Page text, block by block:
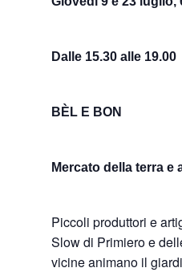
Dalle 15.30 alle 19.00
BÈL E BON
Mercato della terra
Piccoli produttori e
Slow di Primiero e
vicine animano il